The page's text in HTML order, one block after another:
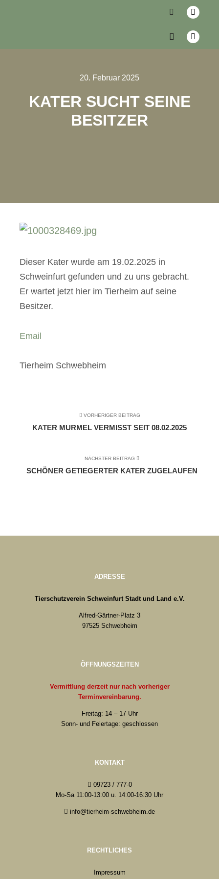
20. Februar 2025
KATER SUCHT SEINE
BESITZER
Dieser Kater wurde am 19.02.2025 in
Schweinfurt gefunden und zu uns gebracht.
Er wartet jetzt hier im Tierheim auf seine
Besitzer.
Email
Tierheim Schwebheim
VORHERIGER BEITRAG
KATER MURMEL VERMISST SEIT 08.02.2025
NÄCHSTER BEITRAG
SCHÖNER GETIEGERTER KATER ZUGELAUFEN
ADRESSE
Tierschutzverein Schweinfurt Stadt und Land e.V.
Alfred-Gärtner-Platz 3
97525 Schwebheim
ÖFFNUNGSZEITEN
Vermittlung derzeit nur nach vorheriger
Terminvereinbarung.
Freitag: 14 – 17 Uhr
Sonn- und Feiertage: geschlossen
KONTAKT
09723 / 777-0
Mo-Sa 11:00-13:00 u. 14:00-16:30 Uhr
info@tierheim-schwebheim.de
RECHTLICHES
Impressum